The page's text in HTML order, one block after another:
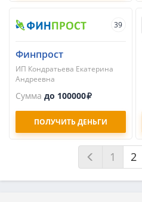
39
Финпрост
ИП Кондратьева Екатерина
Андреевна
Сумма до 100000
ПОЛУЧИТЬ ДЕНЬГИ
1 2